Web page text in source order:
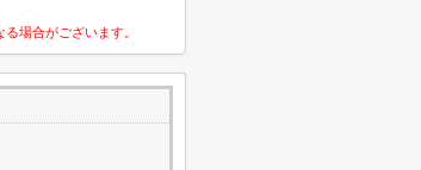
場合がございます。